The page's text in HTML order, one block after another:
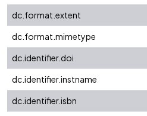
dc.format.extent
dc.format.mimetype
dc.identifier.doi
dc.identifier.instname
dc.identifier.isbn